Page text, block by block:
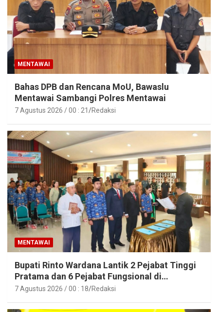
MENTAWAI
Bahas DPB dan Rencana MoU, Bawaslu
Mentawai Sambangi Polres Mentawai
7 Agustus 2026 / 00 : 21 Redaksi
MENTAWAI
Bupati Rinto Wardana Lantik 2 Pejabat Tinggi
Pratama dan 6 Pejabat Fungsional di
Lingkungan Pemkab Kepulauan Mentawai
7 Agustus 2026 / 00 : 18 Redaksi